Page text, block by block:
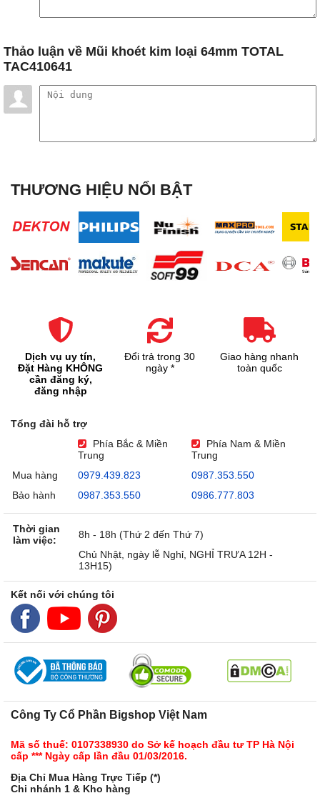
Thảo luận về Mũi khoét kim loại 64mm TOTAL
TAC410641
THƯƠNG HIỆU NỔI BẬT
Dịch vụ uy tín,
Đặt Hàng KHÔNG
cần đăng ký,
đăng nhập
Đổi trả trong 30
ngày *
Giao hàng nhanh
toàn quốc
Tổng đài hỗ trợ
Phía Bắc & Miền
Trung
Phía Nam & Miền
Trung
Mua hàng
0979.439.823
0987.353.550
Bảo hành
0987.353.550 0986.777.803
Thời gian
làm việc:
8h - 18h (Thứ 2 đến Thứ 7)
Chủ Nhật, ngày lễ Nghỉ, NGHỈ TRƯA 12H -
13H15)
Kết nối với chúng tôi
Công Ty Cổ Phần Bigshop Việt Nam
Mã số thuế: 0107338930 do Sở kế hoạch đầu tư TP Hà Nội
cấp *** Ngày cấp lần đầu 01/03/2016.
Địa Chỉ Mua Hàng Trực Tiếp (*)
Chi nhánh 1 & Kho hàng